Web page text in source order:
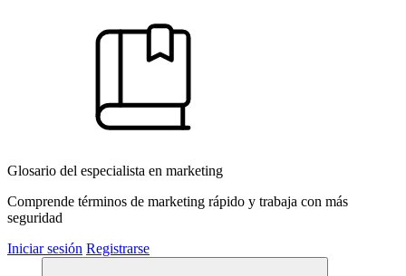
Glosario del especialista en marketing
Comprende términos de marketing rápido y trabaja con más
seguridad
Iniciar sesión Registrarse